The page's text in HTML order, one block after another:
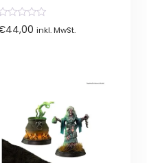
0 44,00 inkl. MwSt.